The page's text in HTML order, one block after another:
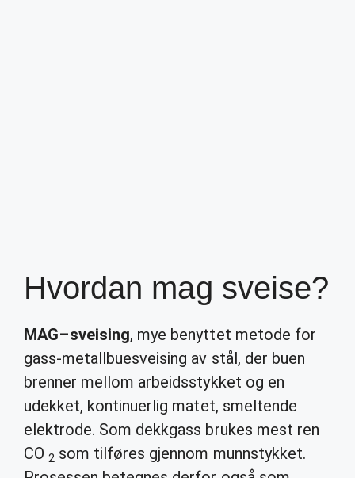
Hvordan mag sveise?
MAG–sveising, mye benyttet metode for
gass-metallbuesveising av stål, der buen
brenner mellom arbeidsstykket og en
udekket, kontinuerlig matet, smeltende
elektrode. Som dekkgass brukes mest ren
CO2 som tilføres gjennom munnstykket.